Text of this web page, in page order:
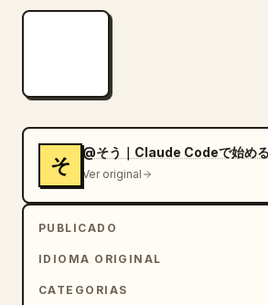
そ
@そう｜Claude Codeで始め
Ver original
PUBLICADO
IDIOMA ORIGINAL
CATEGORIAS